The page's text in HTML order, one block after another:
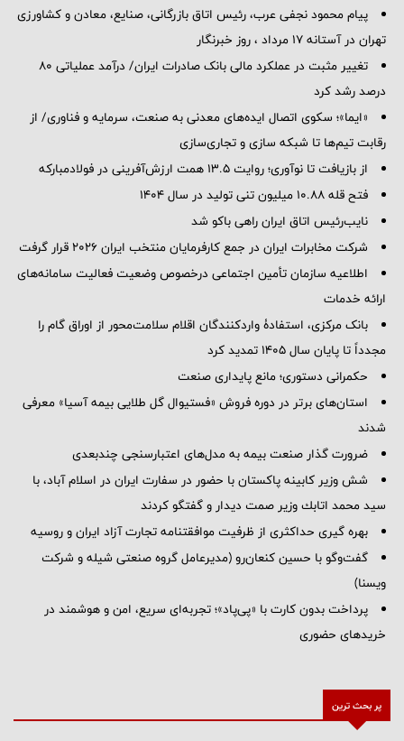
پیام محمود نجفی عرب، رئیس اتاق بازرگانی، صنایع، معادن و کشاورزی
تهران در آستانه 17 مرداد ، روز خبرنگار
تغییر مثبت در عملکرد مالی بانک صادرات ایران/ درآمد عملیاتی 80
درصد رشد کرد
«ایما»؛ سکوی اتصال ایده‌های معدنی به صنعت، سرمایه و فناوری/ از
رقابت تیم‌ها تا شبکه سازی و تجاری‌سازی
از بازیافت تا نوآوری؛ روایت ۱۳.۵ همت ارزش‌آفرینی در فولادمبارکه
فتح قله ۱۰.۸۸ میلیون تنی تولید در سال ۱۴۰۴
نایب‌رئیس اتاق ایران راهی باکو شد
شرکت مخابرات ایران در جمع کارفرمایان منتخب ایران ۲۰۲۶ قرار گرفت
اطلاعیه سازمان تأمین اجتماعی درخصوص وضعیت فعالیت سامانه‌های
ارائه خدمات
بانک مرکزی، استفادۀ واردکنندگان اقلام سلامت‌محور از اوراق گام را
مجدداً تا پایان سال ۱۴۰۵ تمدید کرد
حکمرانی دستوری؛ مانع پایداری صنعت
استان‌های برتر در دوره فروش «فستیوال گل طلایی بیمه آسیا» معرفی
شدند
ضرورت گذار صنعت بیمه به مدل‌های اعتبارسنجی چندبعدی
شش وزیر کابینه پاکستان با حضور در سفارت ایران در اسلام آباد، با
سيد محمد اتابك وزير صمت ديدار و گفتگو كردند
بهره گیری حداکثری از ظرفیت موافقتنامه تجارت آزاد ایران و روسیه
گفت‌وگو با حسین كنعان‌رو (مدیرعامل گروه صنعتی شیله و شركت
ویسنا)
پرداخت بدون کارت با «پی‌پاد»؛ تجربه‌ای سریع، امن و هوشمند در
خریدهای حضوری
پر بحث ترین